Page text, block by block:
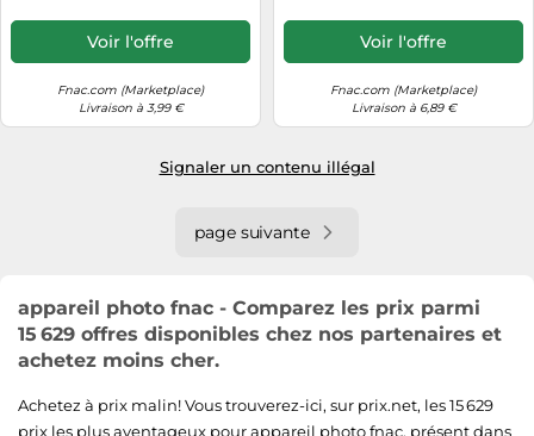
Voir l'offre
Fnac.com (Marketplace)
Livraison à 3,99 €
Voir l'offre
Fnac.com (Marketplace)
Livraison à 6,89 €
Signaler un contenu illégal
page suivante
appareil photo fnac - Comparez les prix parmi
15 629 offres disponibles chez nos partenaires et
achetez moins cher.
Achetez à prix malin! Vous trouverez-ici, sur prix.net, les 15 629
prix les plus aventageux pour appareil photo fnac, présent dans